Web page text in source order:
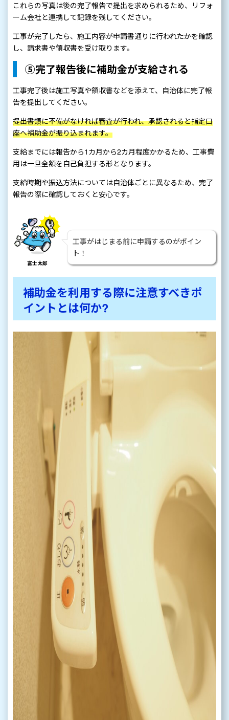
これらの写真は後の完了報告で提出を求められるため、リフォ
ーム会社と連携して記録を残してください。
工事が完了したら、施工内容が申請書通りに行われたかを確認
し、請求書や領収書を受け取ります。
⑤完了報告後に補助金が支給される
工事完了後は施工写真や領収書などを添えて、自治体に完了報
告を提出してください。
提出書類に不備がなければ審査が行われ、承認されると指定口
座へ補助金が振り込まれます。
支給までには報告から1カ月から2カ月程度かかるため、工事費
用は一旦全額を自己負担する形となります。
支給時期や振込方法については自治体ごとに異なるため、完了
報告の際に確認しておくと安心です。
富士太郎
工事がはじまる前に申請するのがポイン
ト！
補助金を利用する際に注意すべきポ
イントとは何か?